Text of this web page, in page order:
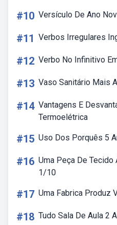
#10 Versículo De Ano
#11 Verbos Irregulares
#12 Verbo No Infinitivo
#13 Vaso Sanitário Mais
#14 Vantagens E
Termoelétrica
#15 Uso Dos Porquês 5
#16 Uma Peça De
1/10
#17 Uma Fabrica Produz
#18 Tudo Sala De Aula 2